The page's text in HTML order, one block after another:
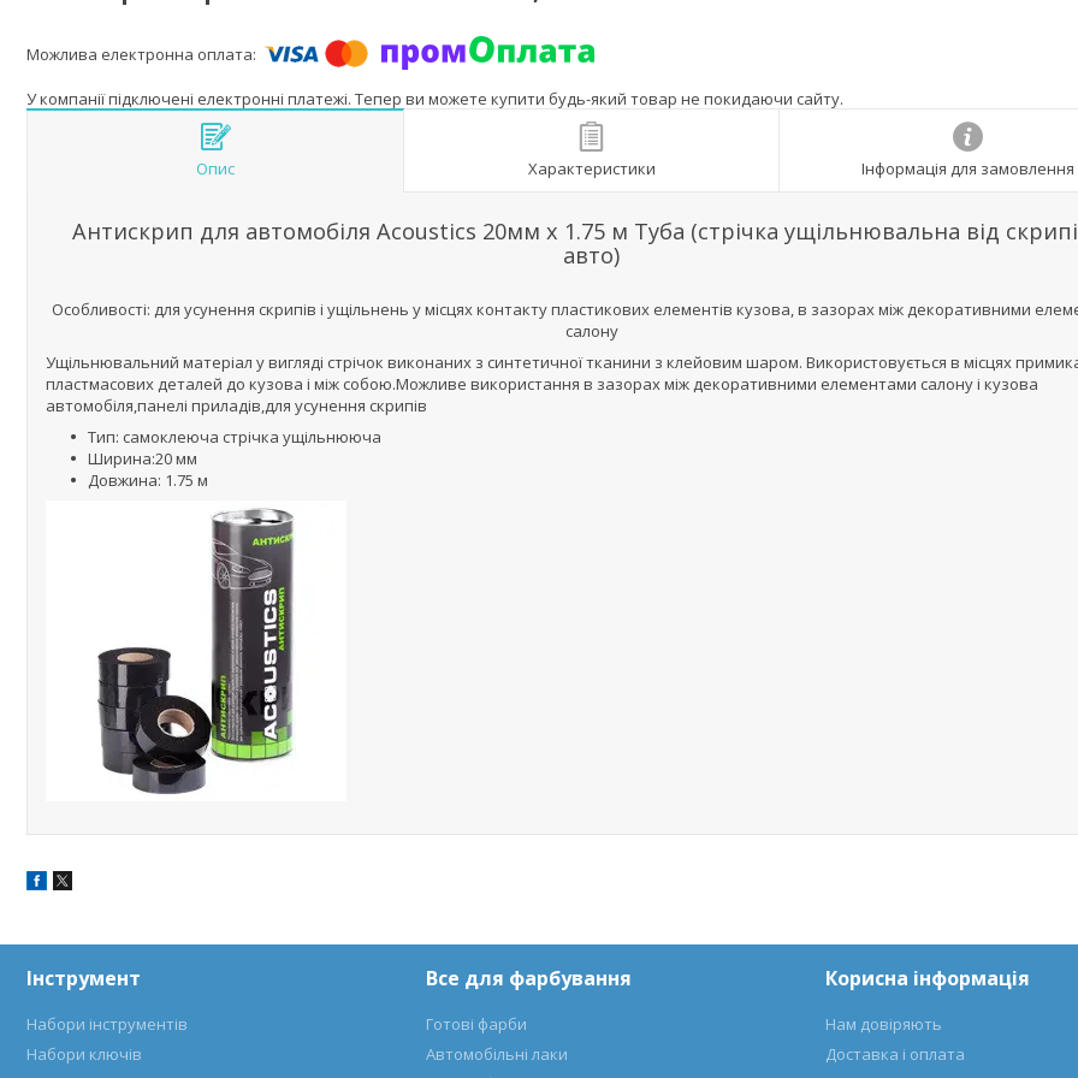
У компанії підключені електронні платежі. Тепер ви можете купити будь-який товар не покидаючи сайту.
Опис Характеристики Інформація для замовлення
Антискрип для автомобіля Acoustics 20мм х 1.75 м Туба (стрічка ущільнювальна від
авто)
Особливості: для усунення скрипів і ущільнень у місцях контакту пластикових елементів кузова, в зазорах між декоративними
салону
Ущільнювальний матеріал у вигляді стрічок виконаних з синтетичної тканини з клейовим шаром. Використовується в місцях
пластмасових деталей до кузова і між собою.Можливе використання в зазорах між декоративними елементами салону і кузова
автомобіля,панелі приладів,для усунення скрипів
Тип: самоклеюча стрічка ущільнююча
Ширина:20 мм
Довжина: 1.75 м
Інструмент
Набори інструментів
Набори ключів
Все для фарбування
Готові фарби
Автомобільні лаки
Корисна інформація
Нам довіряють
Доставка і оплата